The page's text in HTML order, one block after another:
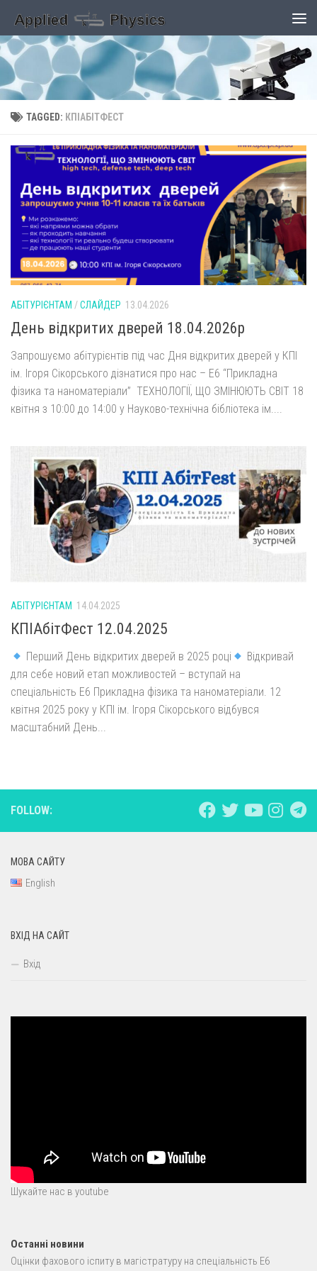
Skip to content
TAGGED: КПІАБІТФЕСТ
АБІТУРІЄНТАМ /СЛАЙДЕР 13.04.2026
День відкритих дверей 18.04.2026р
Запрошуємо абітурієнтів під час Дня відкритих дверей у КПІ
ім. Ігоря Сікорського дізнатися про нас – Е6 “Прикладна
фізика та наноматеріали” ТЕХНОЛОГІЇ, ЩО ЗМІНЮЮТЬ СВІТ 18
квітня з 10:00 до 14:00 у Науково-технічна бібліотека ім....
АБІТУРІЄНТАМ 14.04.2025
КПІАбітФест 12.04.2025
Перший День відкритих дверей в 2025 році
Відкривай
для себе новий етап можливостей – вступай на
спеціальність Е6 Прикладна фізика та наноматеріали. 12
квітня 2025 року у КПІ ім. Ігоря Сікорського відбувся
масштабний День...
FOLLOW:
МОВА САЙТУ
English
ВХІД НА САЙТ
Вхід
Шукайте нас в youtube
Останні новини
Оцінки фахового іспиту в магістратуру на спеціальність E6